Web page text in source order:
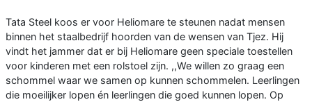
Tata Steel koos er voor Heliomare te steunen nadat mensen
binnen het staalbedrijf hoorden van de wensen van Tjez. Hij
vindt het jammer dat er bij Heliomare geen speciale toestellen
voor kinderen met een rolstoel zijn. ,,We willen zo graag een
schommel waar we samen op kunnen schommelen. Leerlingen
die moeilijker lopen én leerlingen die goed kunnen lopen. Op